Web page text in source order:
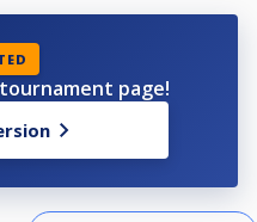
page!